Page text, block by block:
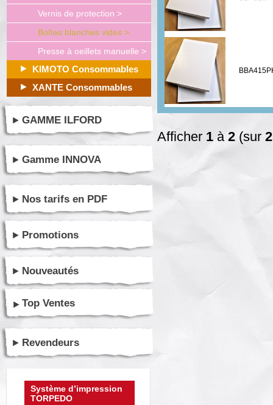
Vernis de protection >
Boîtes blanches vides >
Presse à oeillets manuelle >
KIMOTO Consommables
XANTE Consommables
GAMME ILFORD
Gamme INNOVA
Nos tarifs en PDF
Promotions
Nouveautés
Top Ventes
Revendeurs
Système d’impression
TORPEDO
Afficher 1 à 2 (sur 2